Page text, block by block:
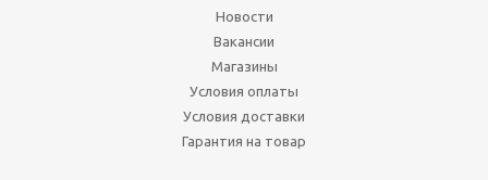
Новости
Вакансии
Магазины
Условия оплаты
Условия доставки
Гарантия на товар